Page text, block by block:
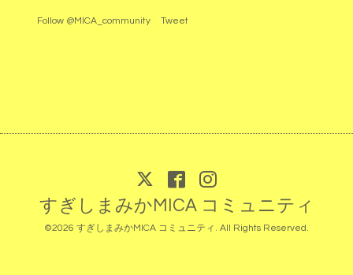
Follow @MICA_community Tweet
すぎしまみかMICA コミュニティ
©2026 すぎしまみかMICA コミュニティ . All Rights Reserved.